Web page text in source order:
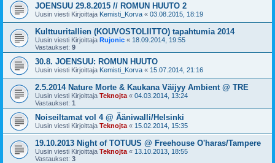
JOENSUU 29.8.2015 // ROMUN HUUTO 2
Uusin viesti Kirjoittaja Kemisti_Korva « 03.08.2015, 18:19
Kulttuuritallien (KOUVOSTOLIITTO) tapahtumia 2014
Uusin viesti Kirjoittaja Rujonic « 18.09.2014, 19:55
Vastaukset: 9
30.8. JOENSUU: ROMUN HUUTO
Uusin viesti Kirjoittaja Kemisti_Korva « 15.07.2014, 21:16
2.5.2014 Nature Morte & Kaukana Väijyy Ambient @ TRE
Uusin viesti Kirjoittaja Teknojta « 04.03.2014, 13:24
Vastaukset: 1
Noiseiltamat vol 4 @ Ääniwalli/Helsinki
Uusin viesti Kirjoittaja Teknojta « 15.02.2014, 15:35
19.10.2013 Night of TOTUUS @ Freehouse O'haras/Tampere
Uusin viesti Kirjoittaja Teknojta « 13.10.2013, 18:55
Vastaukset: 3